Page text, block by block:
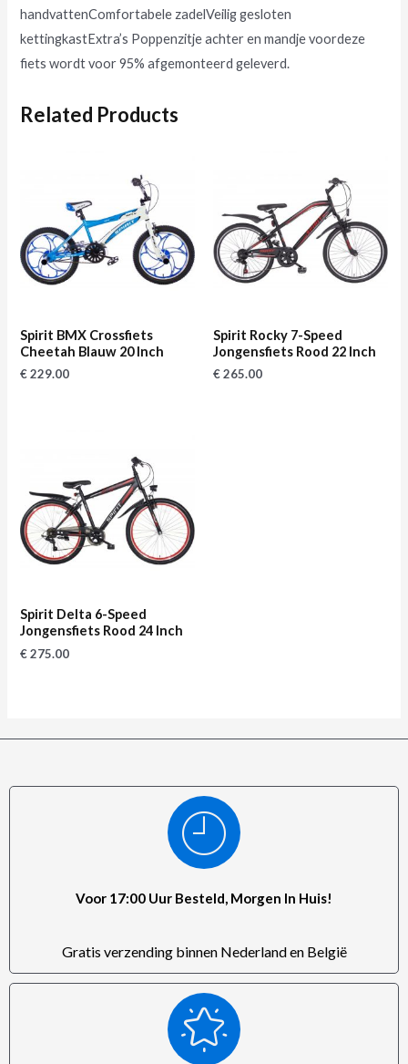
handvattenComfortabele zadelVeilig gesloten
kettingkastExtra’s Poppenzitje achter en mandje voordeze
fiets wordt voor 95% afgemonteerd geleverd.
Related Products
Spirit BMX Crossfiets
Cheetah Blauw 20 Inch
€229.00
Spirit Rocky 7-Speed
Jongensfiets Rood 22 Inch
€265.00
Spirit Delta 6-Speed
Jongensfiets Rood 24 Inch
€275.00
Voor 17:00 Uur Besteld, Morgen In Huis!
Gratis verzending binnen Nederland en België